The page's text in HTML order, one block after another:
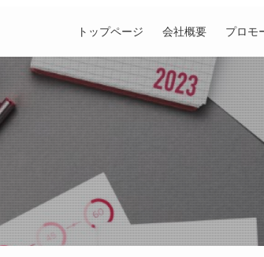
トップページ 会社概要 プロモ